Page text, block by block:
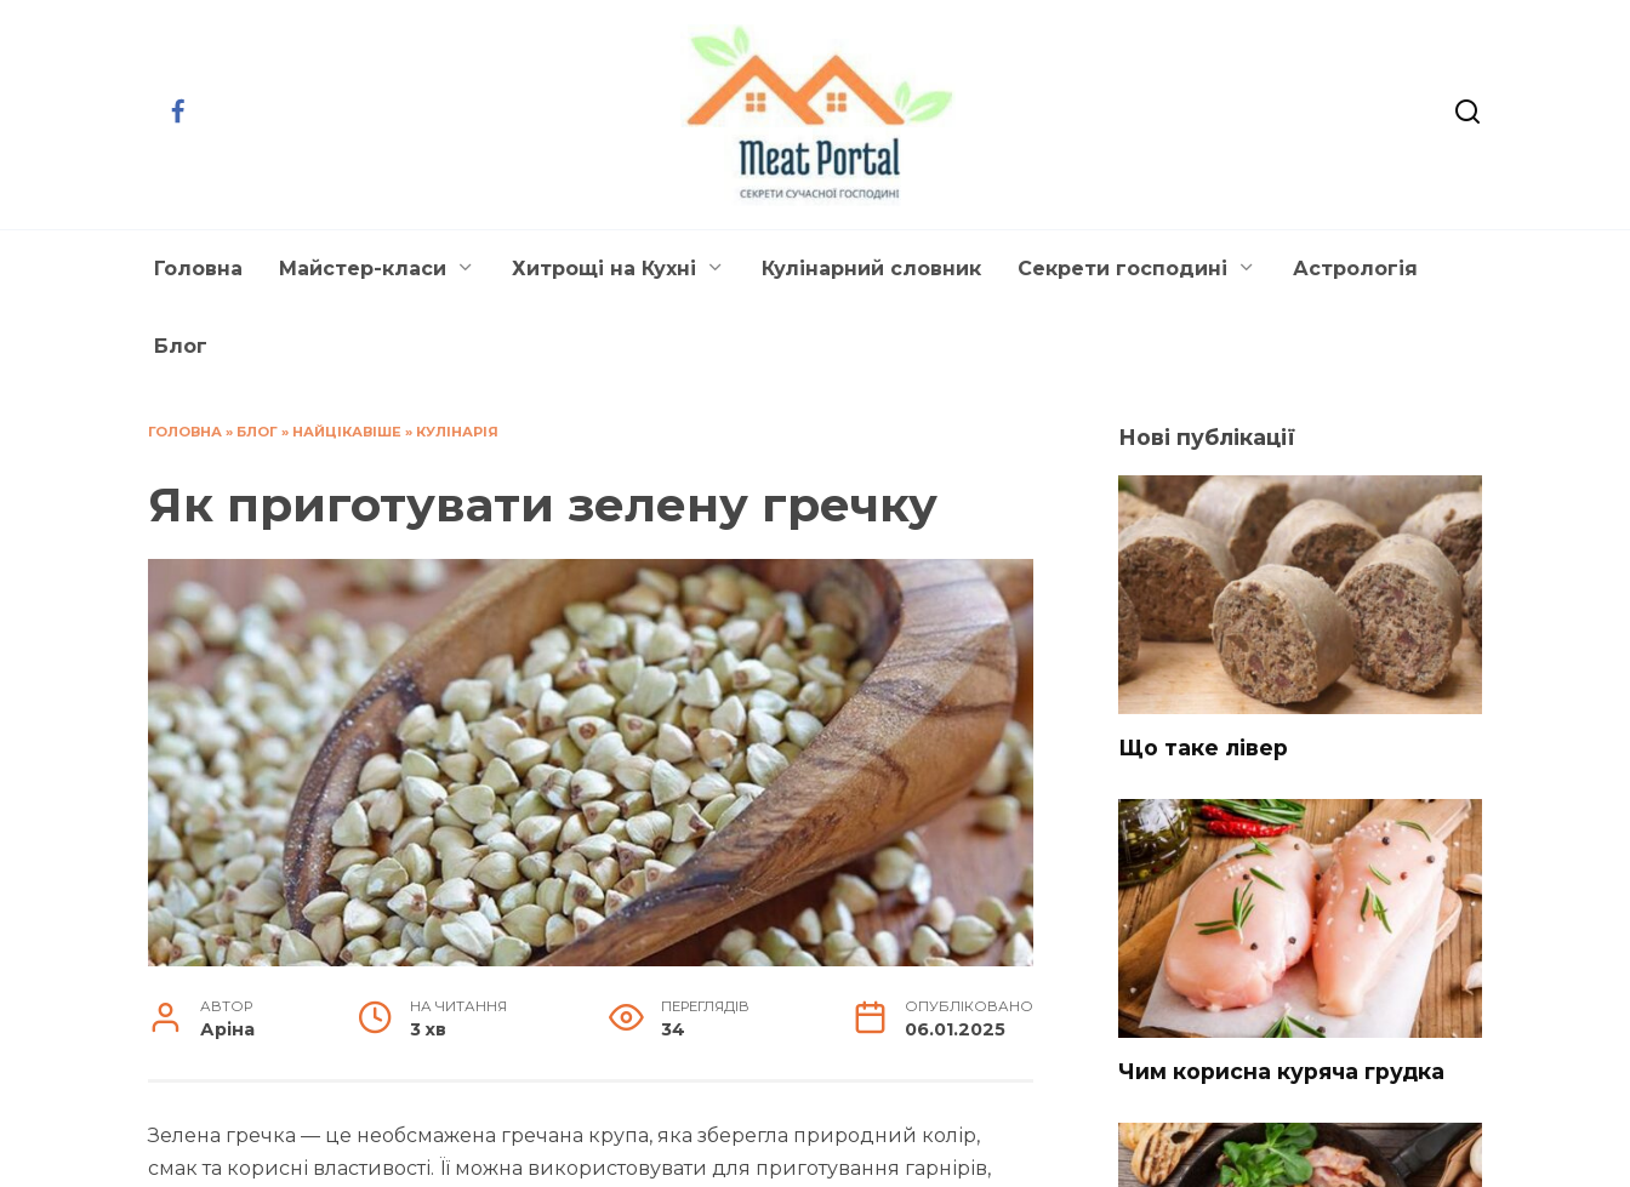
Головна Майстер-класи Хитрощі на Кухні Кулінарний словник Секрети господині Астрологія
Блог
ГОЛОВНА » БЛОГ » НАЙЦІКАВІШЕ » КУЛІНАРІЯ
Як приготувати зелену гречку
АВТОР
Аріна
НА ЧИТАННЯ
3 хв
ПЕРЕГЛЯДІВ
34
ОПУБЛІКОВАНО
06.01.2025
Зелена гречка — це необсмажена гречана крупа, яка зберегла природний колір,
смак та корисні властивості. Її можна використовувати для приготування гарнірів,
Нові публікації
Що таке лівер
Чим корисна куряча грудка